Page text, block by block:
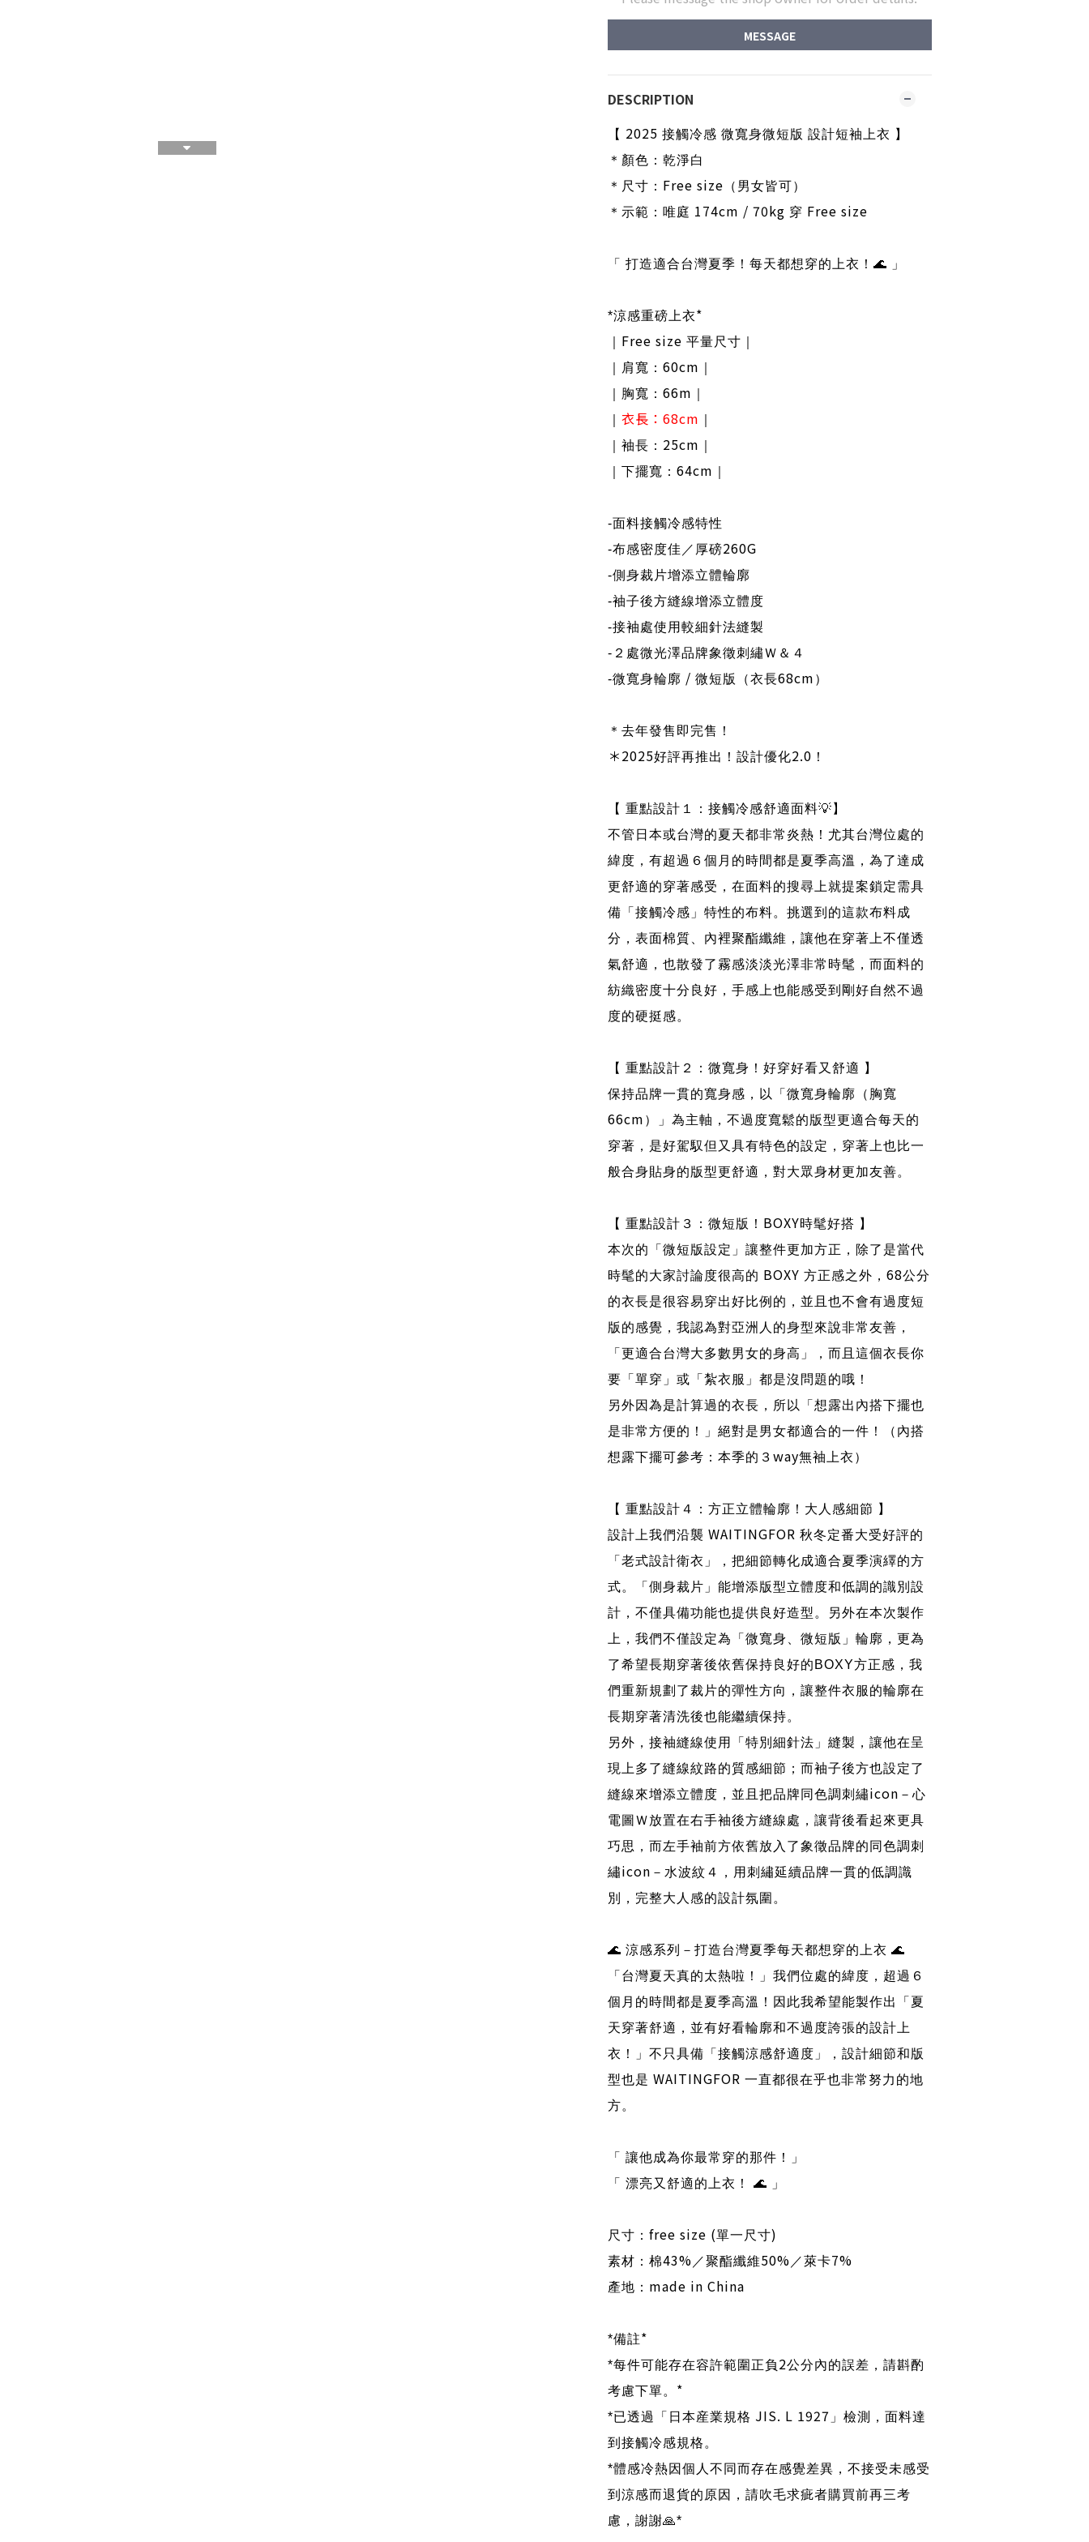
MESSAGE
DESCRIPTION
【 2025 接觸冷感 微寬身微短版 設計短袖上衣 】
＊顏色：乾淨白
＊尺寸： Free size （男女皆可）
＊示範：唯庭 174cm / 70kg 穿 Free size
「 打造適合台灣夏季！ 每天都想穿的上衣！ 🌊 」
*涼感重磅上衣*
Free size 平量尺寸｜
｜肩寬： 60cm
｜胸寬： 66m
衣長： 68cm
｜袖長： 25cm
｜下擺寬： 64cm
-面料接觸冷感特性
-布感密度佳／厚磅260G
-側身裁片增添立體輪廓
-袖子後方縫線增添立體度
-接袖處使用較細針法縫製
- ２處微光澤品牌象徵刺繡Ｗ＆４
-微寬身輪廓 / 微短版（衣長68cm ）
＊去年發售即完售！
＊2025好評再推出！設計優化2.0 ！
【 重點設計１：接觸冷感舒適面料💡 】
不管日本或台灣的夏天都非常炎熱！尤其台灣位處的
緯度，有超過６個月的時間都是夏季高溫，為了達成
更舒適的穿著感受，在面料的搜尋上就提案鎖定需具
備「接觸冷感」特性的布料。挑選到的這款布料成
分，表面棉質、內裡聚酯纖維，讓他在穿著上不僅透
氣舒適，也散發了霧感淡淡光澤非常時髦，而面料的
紡織密度十分良好，手感上也能感受到剛好自然不過
度的硬挺感。
【 重點設計２：微寬身！好穿好看又舒適 】
保持品牌一貫的寬身感，以「微寬身輪廓（胸寬
66cm ）」為主軸，不過度寬鬆的版型更適合每天的
穿著，是好駕馭但又具有特色的設定，穿著上也比一
般合身貼身的版型更舒適，對大眾身材更加友善。
【 重點設計３：微短版！ BOXY時髦好搭 】
本次的「微短版設定」讓整件更加方正，除了是當代
時髦的大家討論度很高的 BOXY 方正感之外， 68公分
的衣長是很容易穿出好比例的，並且也不會有過度短
版的感覺，我認為對亞洲人的身型來說非常友善，
「更適合台灣大多數男女的身高」，而且這個衣長你
要「單穿」或「紮衣服」都是沒問題的哦！
另外因為是計算過的衣長，所以「想露出內搭下擺也
是非常方便的！」絕對是男女都適合的一件！（內搭
想露下擺可參考：本季的３ way無袖上衣）
【 重點設計４：方正立體輪廓！大人感細節 】
設計上我們沿襲 WAITINGFOR 秋冬定番大受好評的
「老式設計衛衣」，把細節轉化成適合夏季演繹的方
式。
「側身裁片」能增添版型立體度和低調的識別設
計，不僅具備功能也提供良好造型。另外在本次製作
上，我們不僅設定為「微寬身、微短版」輪廓，更為
了希望長期穿著後依舊保持良好的 BOXY方正感，我
們重新規劃了裁片的彈性方向，讓整件衣服的輪廓在
長期穿著清洗後也能繼續保持。
另外，接袖縫線使用「特別細針法」縫製，讓他在呈
現上多了縫線紋路的質感細節；而袖子後方也設定了
縫線來增添立體度，並且把品牌同色調刺繡icon －心
電圖Ｗ放置在右手袖後方縫線處，讓背後看起來更具
巧思，而左手袖前方依舊放入了象徵品牌的同色調刺
繡icon －水波紋４，用刺繡延續品牌一貫的低調識
別，完整大人感的設計氛圍。
🌊 涼感系列－打造台灣夏季每天都想穿的上衣 🌊
「台灣夏天真的太熱啦！」我們位處的緯度，超過６
個月的時間都是夏季高溫！因此我希望能製作出「夏
天穿著舒適，並有好看輪廓和不過度誇張的設計上
衣！」不只具備「接觸涼感舒適度」，設計細節和版
型也是 WAITINGFOR 一直都很在乎也非常努力的地
方。
「 讓他成為你最常穿的那件！」
「 漂亮又舒適的上衣！ 🌊 」
尺寸： free size (單一尺寸)
素材：棉43% ／聚酯纖維50% ／萊卡7%
產地： made in China
*備註*
*每件可能存在容許範圍正負 2公分內的誤差，請斟酌
考慮下單。 *
*已透過「日本産業規格 JIS. L 1927 」檢測，面料達
到接觸冷感規格。
*體感冷熱因個人不同而存在感覺差異，不接受未感受
到涼感而退貨的原因，請吹毛求疵者購買前再三考
慮，謝謝🙏*